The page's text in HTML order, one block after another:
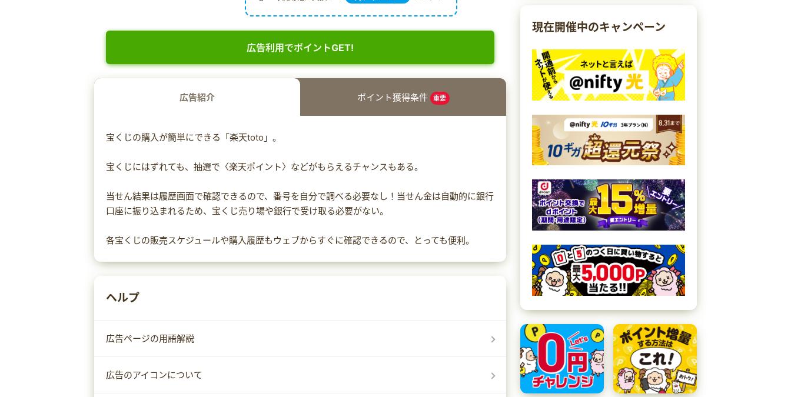
広告利用でポイントGET!
広告紹介 ポイント獲得条件 重要
宝くじの購入が簡単にできる「楽天toto」。
宝くじにはずれても、抽選で〈楽天ポイント〉などがもらえるチャンスもある。
当せん結果は履歴画面で確認できるので、番号を自分で調べる必要なし！当せん金は自動的に銀行
口座に振り込まれるため、宝くじ売り場や銀行で受け取る必要がない。
各宝くじの販売スケジュールや購入履歴もウェブからすぐに確認できるので、とっても便利。
ヘルプ
広告ページの用語解説
広告のアイコンについて
現在開催中のキャンペーン